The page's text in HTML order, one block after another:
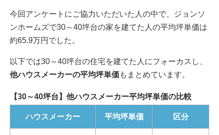
今回アンケートにご協力いただいた人の中で、ジョンソ
ンホームズで30～40坪台の家を建てた人の平均坪単価は
約65.9万円でした。
以下では30～40坪台の住宅を建てた人にフォーカスし、
他ハウスメーカーの平均坪単価もまとめています。
【30～40坪台】他ハウスメーカー平均坪単価の比較
ハウスメーカー 平均坪単価 区分